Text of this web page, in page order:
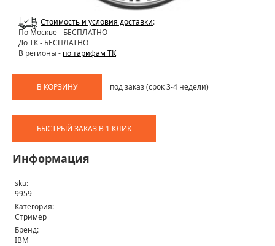
Стоимость и условия доставки:
По Москве- БЕСПЛАТНО
До ТК - БЕСПЛАТНО
В регионы - по тарифам ТК
В КОРЗИНУ под заказ (срок 3-4 недели)
БЫСТРЫЙ ЗАКАЗ В 1 КЛИК
Информация
sku:
9959
Категория:
Стример
Бренд:
IBM